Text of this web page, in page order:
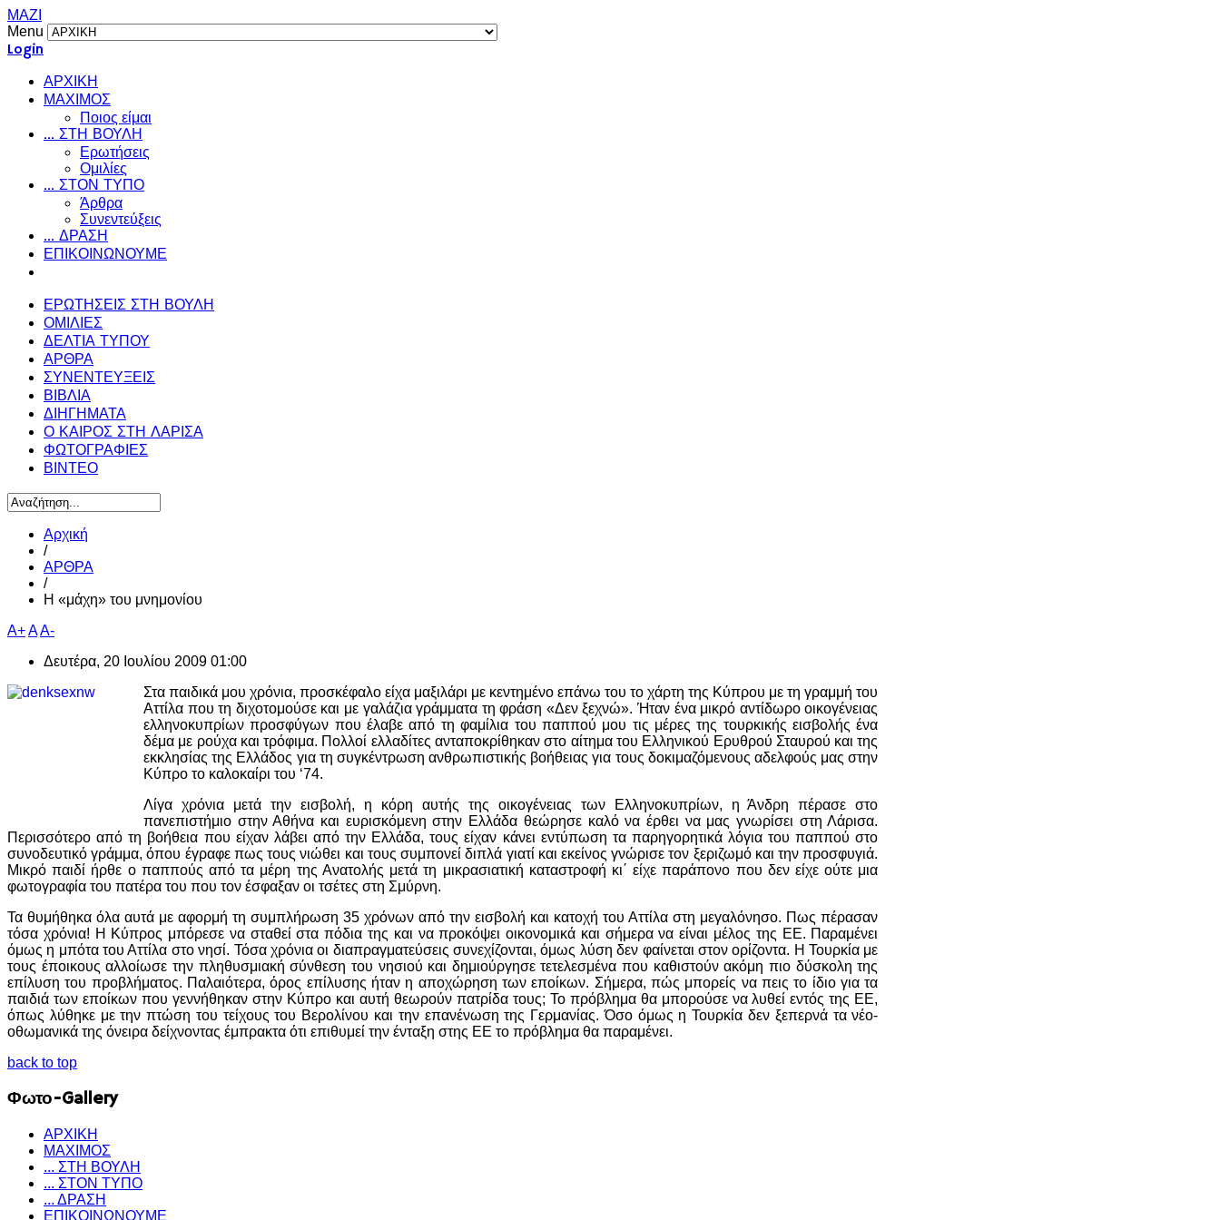
ΜΑΖΙ
Menu
Login
ΑΡΧΙΚΗ
ΜΑΧΙΜΟΣ
Ποιος είμαι
... ΣΤΗ ΒΟΥΛΗ
Ερωτήσεις
Ομιλίες
... ΣΤΟΝ ΤΥΠΟ
Άρθρα
Συνεντεύξεις
... ΔΡΑΣΗ
ΕΠΙΚΟΙΝΩΝΟΥΜΕ
ΕΡΩΤΗΣΕΙΣ ΣΤΗ ΒΟΥΛΗ
ΟΜΙΛΙΕΣ
ΔΕΛΤΙΑ ΤΥΠΟΥ
ΑΡΘΡΑ
ΣΥΝΕΝΤΕΥΞΕΙΣ
ΒΙΒΛΙΑ
ΔΙΗΓΗΜΑΤΑ
Ο ΚΑΙΡΟΣ ΣΤΗ ΛΑΡΙΣΑ
ΦΩΤΟΓΡΑΦΙΕΣ
ΒΙΝΤΕΟ
Αρχική
/
ΑΡΘΡΑ
/
Η «μάχη» του μνημονίου
A+AA-
Δευτέρα, 20 Ιουλίου 2009 01:00
Στα παιδικά μου χρόνια, προσκέφαλο είχα μαξιλάρι με κεντημένο επάνω του το χάρτη της Κύπρου με τη γραμμή του
Αττίλα που τη διχοτομούσε και με γαλάζια γράμματα τη φράση «Δεν ξεχνώ». Ήταν ένα μικρό αντίδωρο οικογένειας
ελληνοκυπρίων προσφύγων που έλαβε από τη φαμίλια του παππού μου τις μέρες της τουρκικής εισβολής ένα
δέμα με ρούχα και τρόφιμα. Πολλοί ελλαδίτες ανταποκρίθηκαν στο αίτημα του Ελληνικού Ερυθρού Σταυρού και της
εκκλησίας της Ελλάδος για τη συγκέντρωση ανθρωπιστικής βοήθειας για τους δοκιμαζόμενους αδελφούς μας στην
Κύπρο το καλοκαίρι του ‘74.
Λίγα χρόνια μετά την εισβολή, η κόρη αυτής της οικογένειας των Ελληνοκυπρίων, η Άνδρη πέρασε στο
πανεπιστήμιο στην Αθήνα και ευρισκόμενη στην Ελλάδα θεώρησε καλό να έρθει να μας γνωρίσει στη Λάρισα.
Περισσότερο από τη βοήθεια που είχαν λάβει από την Ελλάδα, τους είχαν κάνει εντύπωση τα παρηγορητικά λόγια του παππού στο
συνοδευτικό γράμμα, όπου έγραφε πως τους νιώθει και τους συμπονεί διπλά γιατί και εκείνος γνώρισε τον ξεριζωμό και την προσφυγιά.
Μικρό παιδί ήρθε ο παππούς από τα μέρη της Ανατολής μετά τη μικρασιατική καταστροφή κι΄ είχε παράπονο που δεν είχε ούτε μια
φωτογραφία του πατέρα του που τον έσφαξαν οι τσέτες στη Σμύρνη.
Τα θυμήθηκα όλα αυτά με αφορμή τη συμπλήρωση 35 χρόνων από την εισβολή και κατοχή του Αττίλα στη μεγαλόνησο. Πως πέρασαν
τόσα χρόνια! Η Κύπρος μπόρεσε να σταθεί στα πόδια της και να προκόψει οικονομικά και σήμερα να είναι μέλος της ΕΕ. Παραμένει
όμως η μπότα του Αττίλα στο νησί. Τόσα χρόνια οι διαπραγματεύσεις συνεχίζονται, όμως λύση δεν φαίνεται στον ορίζοντα. Η Τουρκία με
τους έποικους αλλοίωσε την πληθυσμιακή σύνθεση του νησιού και δημιούργησε τετελεσμένα που καθιστούν ακόμη πιο δύσκολη της
επίλυση του προβλήματος. Παλαιότερα, όρος επίλυσης ήταν η αποχώρηση των εποίκων. Σήμερα, πώς μπορείς να πεις το ίδιο για τα
παιδιά των εποίκων που γεννήθηκαν στην Κύπρο και αυτή θεωρούν πατρίδα τους; Το πρόβλημα θα μπορούσε να λυθεί εντός της ΕΕ,
όπως λύθηκε με την πτώση του τείχους του Βερολίνου και την επανένωση της Γερμανίας. Όσο όμως η Τουρκία δεν ξεπερνά τα νέο-
οθωμανικά της όνειρα δείχνοντας έμπρακτα ότι επιθυμεί την ένταξη στης ΕΕ το πρόβλημα θα παραμένει.
back to top
Φωτο-Gallery
ΑΡΧΙΚΗ
ΜΑΧΙΜΟΣ
... ΣΤΗ ΒΟΥΛΗ
... ΣΤΟΝ ΤΥΠΟ
... ΔΡΑΣΗ
ΕΠΙΚΟΙΝΩΝΟΥΜΕ